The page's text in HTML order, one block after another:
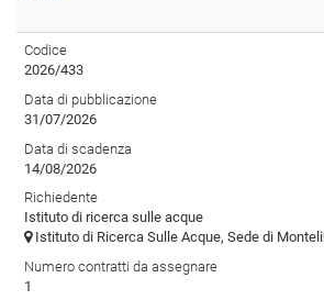
Codice
2026/433
Data di pubblicazione
31/07/2026
Data di scadenza
14/08/2026
Richiedente
Istituto di ricerca sulle acque
Istituto di Ricerca Sulle Acque, Sede di
Numero contratti da assegnare
1